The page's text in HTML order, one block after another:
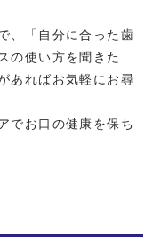
、「自分に合った歯
の使い方を聞きた
あればお気軽にお尋
でお口の健康を保ち